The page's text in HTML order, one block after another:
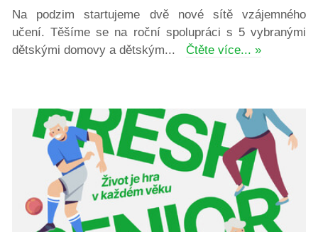
Na podzim startujeme dvě nové sítě vzájemného
učení. Těšíme se na roční spolupráci s 5 vybranými
dětskými domovy a dětským... Čtěte více... »